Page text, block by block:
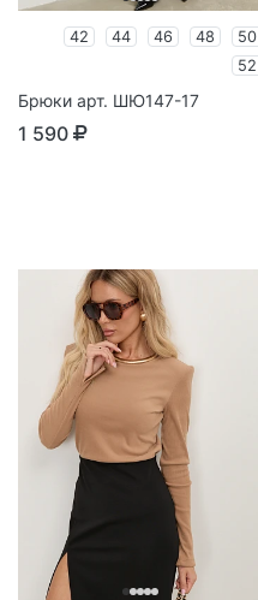
42 44 46 48
50
52
Брюки арт. ШЮ147-17
1 590